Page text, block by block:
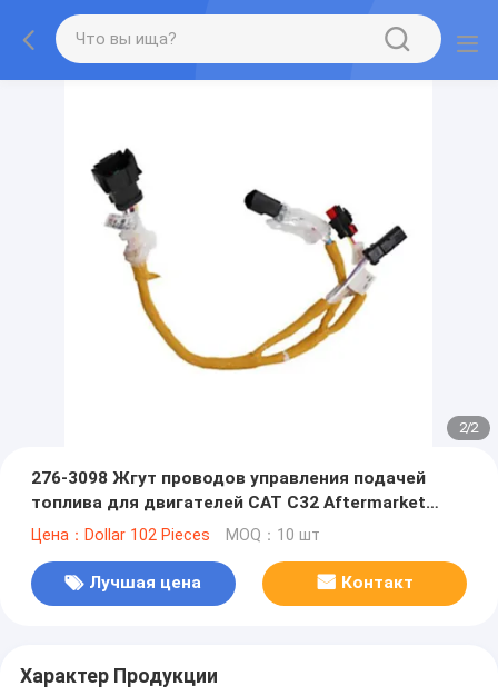
2/2
276-3098 Жгут проводов управления подачей
топлива для двигателей CAT C32 Aftermarket
жгут проводов
Цена：Dollar 102 Pieces MOQ：10 шт
Лучшая цена Контакт
Характер Продукции